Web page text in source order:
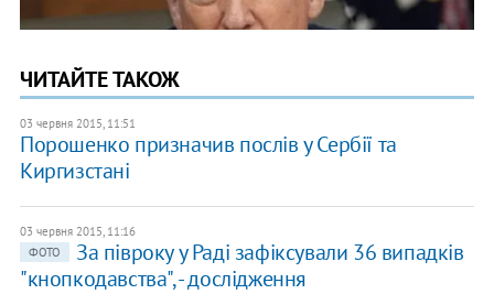
ЧИТАЙТЕ ТАКОЖ
03 червня 2015, 11:51
Порошенко призначив послів у Сербії та
Киргизстані
03 червня 2015, 11:16
ФОТО
За півроку у Раді зафіксували 36 випадків
"кнопкодавства", - дослідження